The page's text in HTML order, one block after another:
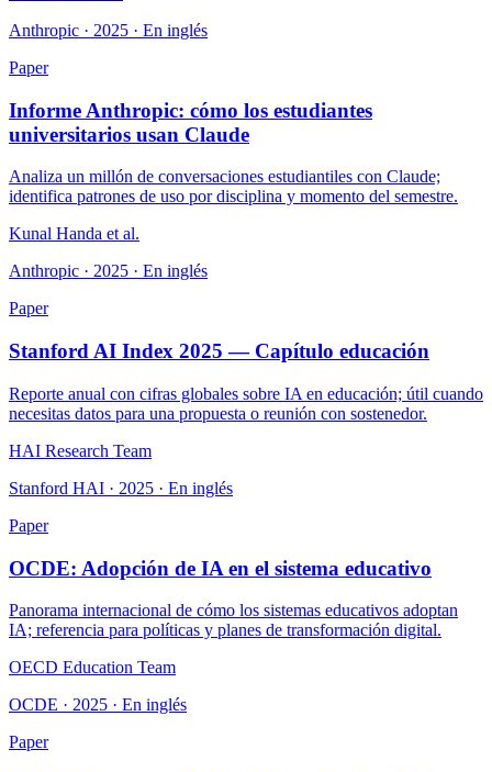
Anthropic · 2025 · En inglés
Paper
Informe Anthropic: cómo los estudiantes
universitarios usan Claude
Analiza un millón de conversaciones estudiantiles con Claude;
identifica patrones de uso por disciplina y momento del semestre.
Kunal Handa et al.
Anthropic · 2025 · En inglés
Paper
Stanford AI Index 2025 — Capítulo educación
Reporte anual con cifras globales sobre IA en educación; útil cuando
necesitas datos para una propuesta o reunión con sostenedor.
HAI Research Team
Stanford HAI · 2025 · En inglés
Paper
OCDE: Adopción de IA en el sistema educativo
Panorama internacional de cómo los sistemas educativos adoptan
IA; referencia para políticas y planes de transformación digital.
OECD Education Team
OCDE · 2025 · En inglés
Paper